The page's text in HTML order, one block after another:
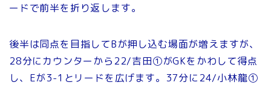
ードで前半を折り返します。
後半は同点を目指してBが押し込む場面が増えますが、
28分にカウンターから22/吉田①がGKをかわして得点
し、Eが3-1とリードを広げます。37分に24/小林龍①